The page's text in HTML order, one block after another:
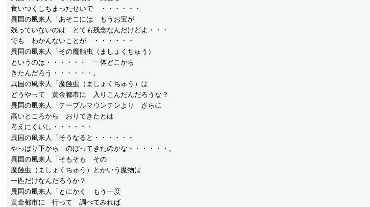
食いつくしちまったせいで　・・・・・・
異国の風来人「あそこには　もうお宝が
残っていないのは　とても残念なんだけどよ・・・
でも　わかんないことが　・・・・・・
異国の風来人「その魔蝕虫（ましょくちゅう）
というのは・・・・・・　一体どこから
きたんだろう・・・・・・。
異国の風来人「魔蝕虫（ましょくちゅう）は
どうやって　黄金都市に　入りこんだんだろうな？
異国の風来人「テーブルマウンテンより　さらに
高いところから　おりてきたとは
考えにくいし・・・・・・
異国の風来人「そうなると・・・・・・
やっぱり下から　のぼってきたのかな・・・・・・。
異国の風来人「そもそも　その
魔蝕虫（ましょくちゅう）とかいう魔物は
一匹だけなんだろうか？
異国の風来人「とにかく　もう一度
黄金都市に　行って　調べてみれば